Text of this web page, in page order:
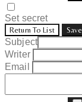
Set secret
Return To List Save
Subject
Writer
Email